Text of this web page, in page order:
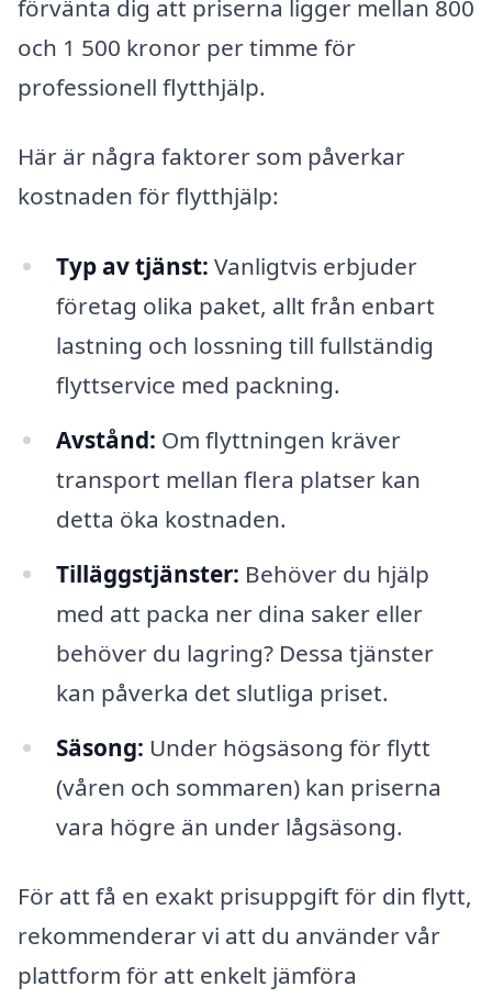
förvänta dig att priserna ligger mellan 800
och 1 500 kronor per timme för
professionell flytthjälp.
Här är några faktorer som påverkar
kostnaden för flytthjälp:
Typ av tjänst: Vanligtvis erbjuder
företag olika paket, allt från enbart
lastning och lossning till fullständig
flyttservice med packning.
Avstånd: Om flyttningen kräver
transport mellan flera platser kan
detta öka kostnaden.
Tilläggstjänster: Behöver du hjälp
med att packa ner dina saker eller
behöver du lagring? Dessa tjänster
kan påverka det slutliga priset.
Säsong: Under högsäsong för flytt
(våren och sommaren) kan priserna
vara högre än under lågsäsong.
För att få en exakt prisuppgift för din flytt,
rekommenderar vi att du använder vår
plattform för att enkelt jämföra